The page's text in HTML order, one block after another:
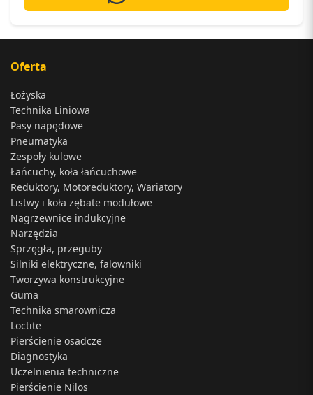
Oferta
Łożyska
Technika Liniowa
Pasy napędowe
Pneumatyka
Zespoły kulowe
Łańcuchy, koła łańcuchowe
Reduktory, Motoreduktory, Wariatory
Listwy i koła zębate modułowe
Nagrzewnice indukcyjne
Narzędzia
Sprzęgła, przeguby
Silniki elektryczne, falowniki
Tworzywa konstrukcyjne
Guma
Technika smarownicza
Loctite
Pierścienie osadcze
Diagnostyka
Uczelnienia techniczne
Pierścienie Nilos